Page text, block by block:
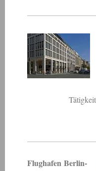
Flughafen Berlin-